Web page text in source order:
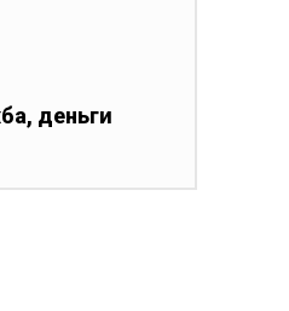
деньги